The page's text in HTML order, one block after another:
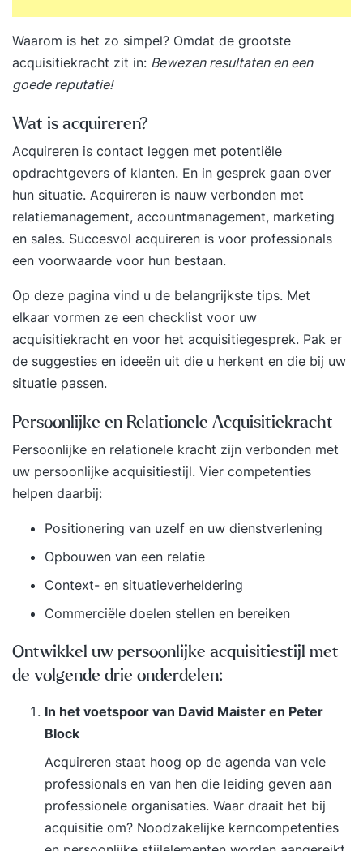
verkoop/sales medewerkers en consultants.
Locatie Eigen trainingscentrum Coach + Result
Breda (Ulvenhout) en op locatie. Trefwoorden:
verkoopadviseur, adviseur, adviesgesprek,
consultant, consultancy, buitendienst,
accountmanager, accountmanagement,
salesmanager, verkooptraining, acquisitie,
acquisitietraining, relatiebeheer. Meer informatie
of direct inschrijven voor deze training? Ga naar
onze website.
Waarom is het zo simpel? Omdat de grootste
acquisitiekracht zit in: Bewezen resultaten en een
goede reputatie!
Wat is acquireren?
Acquireren is contact leggen met potentiële
opdrachtgevers of klanten. En in gesprek gaan over
hun situatie. Acquireren is nauw verbonden met
relatiemanagement, accountmanagement, marketing
en sales. Succesvol acquireren is voor professionals
een voorwaarde voor hun bestaan.
Op deze pagina vind u de belangrijkste tips. Met
elkaar vormen ze een checklist voor uw
acquisitiekracht en voor het acquisitiegesprek. Pak er
de suggesties en ideeën uit die u herkent en die bij uw
situatie passen.
Persoonlijke en Relationele Acquisitiekracht
Persoonlijke en relationele kracht zijn verbonden met
uw persoonlijke acquisitiestijl. Vier competenties
helpen daarbij:
Positionering van uzelf en uw dienstverlening
Opbouwen van een relatie
Context- en situatieverheldering
Commerciële doelen stellen en bereiken
Ontwikkel uw persoonlijke acquisitiestijl met
de volgende drie onderdelen:
In het voetspoor van David Maister en Peter
Block
Acquireren staat hoog op de agenda van vele
professionals en van hen die leiding geven aan
professionele organisaties. Waar draait het bij
acquisitie om? Noodzakelijke kerncompetenties